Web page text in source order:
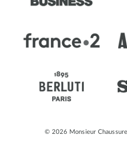
© 2026 Monsieur